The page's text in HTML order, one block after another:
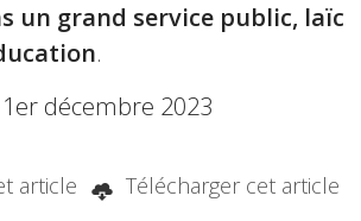
un grand service public, laïc
.
décembre 2023
article Télécharger cet article